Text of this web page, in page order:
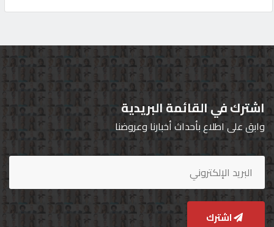
اشترك في القائمة البريدية
وابق على اطلاع بأحداث أخبارنا وعروضنا
اشترك